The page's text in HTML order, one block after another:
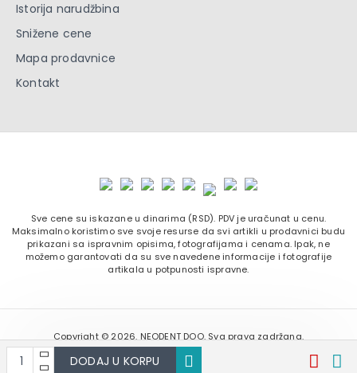
DODAJ U KORPU
Istorija narudžbina
Snižene cene
Mapa prodavnice
Kontakt
Sve cene su iskazane u dinarima (RSD). PDV je uračunat u cenu.
Maksimalno koristimo sve svoje resurse da svi artikli u prodavnici budu
prikazani sa ispravnim opisima, fotografijama i cenama. Ipak, ne
možemo garantovati da su sve navedene informacije i fotografije
artikala u potpunosti ispravne.
Copyright © 2026. NEODENT DOO. Sva prava zadržana.
Softverska izrada: